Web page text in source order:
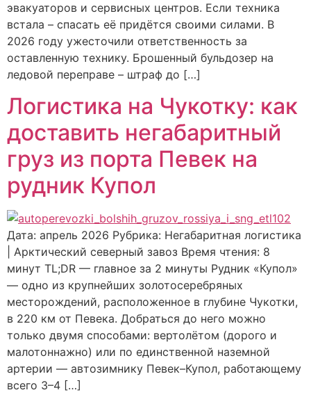
эвакуаторов и сервисных центров. Если техника
встала – спасать её придётся своими силами. В
2026 году ужесточили ответственность за
оставленную технику. Брошенный бульдозер на
ледовой переправе – штраф до […]
Логистика на Чукотку: как
доставить негабаритный
груз из порта Певек на
рудник Купол
Дата: апрель 2026 Рубрика: Негабаритная логистика
| Арктический северный завоз Время чтения: 8
минут TL;DR — главное за 2 минуты Рудник «Купол»
— одно из крупнейших золотосеребряных
месторождений, расположенное в глубине Чукотки,
в 220 км от Певека. Добраться до него можно
только двумя способами: вертолётом (дорого и
малотоннажно) или по единственной наземной
артерии — автозимнику Певек–Купол, работающему
всего 3–4 […]